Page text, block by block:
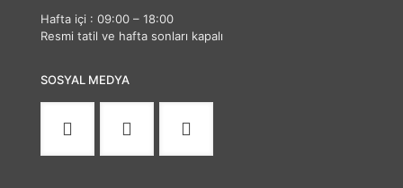
Hafta içi : 09:00 – 18:00
Resmi tatil ve hafta sonları kapalı
SOSYAL MEDYA